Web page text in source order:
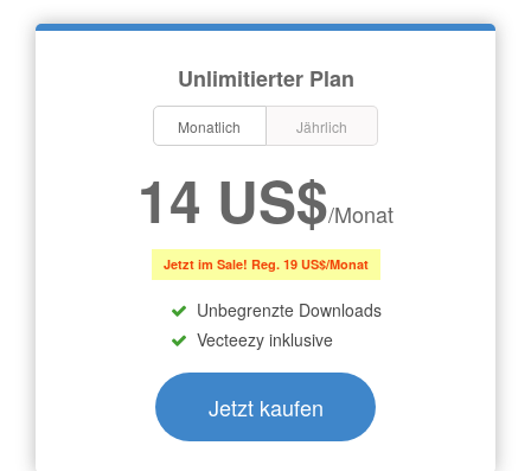
Unlimitierter Plan
Monatlich Jährlich
14 US$/Monat
Jetzt im Sale! Reg. 19 US$/Monat
Unbegrenzte Downloads
Vecteezy inklusive
Jetzt kaufen